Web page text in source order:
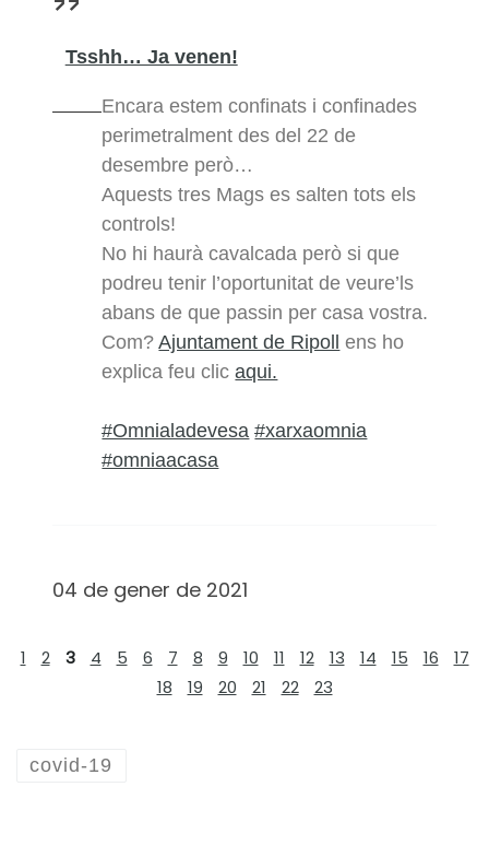
Tsshh… Ja venen!
Encara estem confinats i confinades
perimetralment des del 22 de
desembre però…
Aquests tres Mags es salten tots els
controls!
No hi haurà cavalcada però si que
podreu tenir l’oportunitat de veure’ls
abans de que passin per casa vostra.
Com?Ajuntament de Ripoll ens ho
explica feu clicaqui.
#Omnialadevesa #xarxaomnia
#omniaacasa
04 de gener de 2021
1 2 3 4 5 6 7 8 9 10 11 12 13 14 15 16
17
18
19 20 21 22 23
covid-19